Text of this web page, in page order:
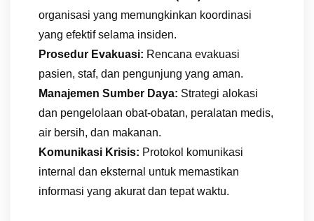
organisasi yang memungkinkan koordinasi
yang efektif selama insiden.
Prosedur Evakuasi: Rencana evakuasi
pasien, staf, dan pengunjung yang aman.
Manajemen Sumber Daya: Strategi alokasi
dan pengelolaan obat-obatan, peralatan medis,
air bersih, dan makanan.
Komunikasi Krisis: Protokol komunikasi
internal dan eksternal untuk memastikan
informasi yang akurat dan tepat waktu.